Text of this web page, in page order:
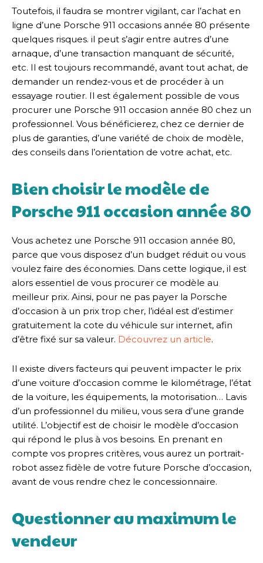
Toutefois, il faudra se montrer vigilant, car l’achat en
ligne d’une Porsche 911 occasions année 80 présente
quelques risques. il peut s’agir entre autres d’une
arnaque, d’une transaction manquant de sécurité,
etc. Il est toujours recommandé, avant tout achat, de
demander un rendez-vous et de procéder à un
essayage routier. Il est également possible de vous
procurer une Porsche 911 occasion année 80 chez un
professionnel. Vous bénéficierez, chez ce dernier de
plus de garanties, d’une variété de choix de modèle,
des conseils dans l’orientation de votre achat, etc.
Bien choisir le modèle de
Porsche 911 occasion année 80
Vous achetez une Porsche 911 occasion année 80,
parce que vous disposez d’un budget réduit ou vous
voulez faire des économies. Dans cette logique, il est
alors essentiel de vous procurer ce modèle au
meilleur prix. Ainsi, pour ne pas payer la Porsche
d’occasion à un prix trop cher, l’idéal est d’estimer
gratuitement la cote du véhicule sur internet, afin
d’être fixé sur sa valeur. Découvrez un article.
Il existe divers facteurs qui peuvent impacter le prix
d’une voiture d’occasion comme le kilométrage, l’état
de la voiture, les équipements, la motorisation… Lavis
d’un professionnel du milieu, vous sera d’une grande
utilité. L’objectif est de choisir le modèle d’occasion
qui répond le plus à vos besoins. En prenant en
compte vos propres critères, vous aurez un portrait-
robot assez fidèle de votre future Porsche d’occasion,
avant de vous rendre chez le concessionnaire.
Questionner au maximum le
vendeur